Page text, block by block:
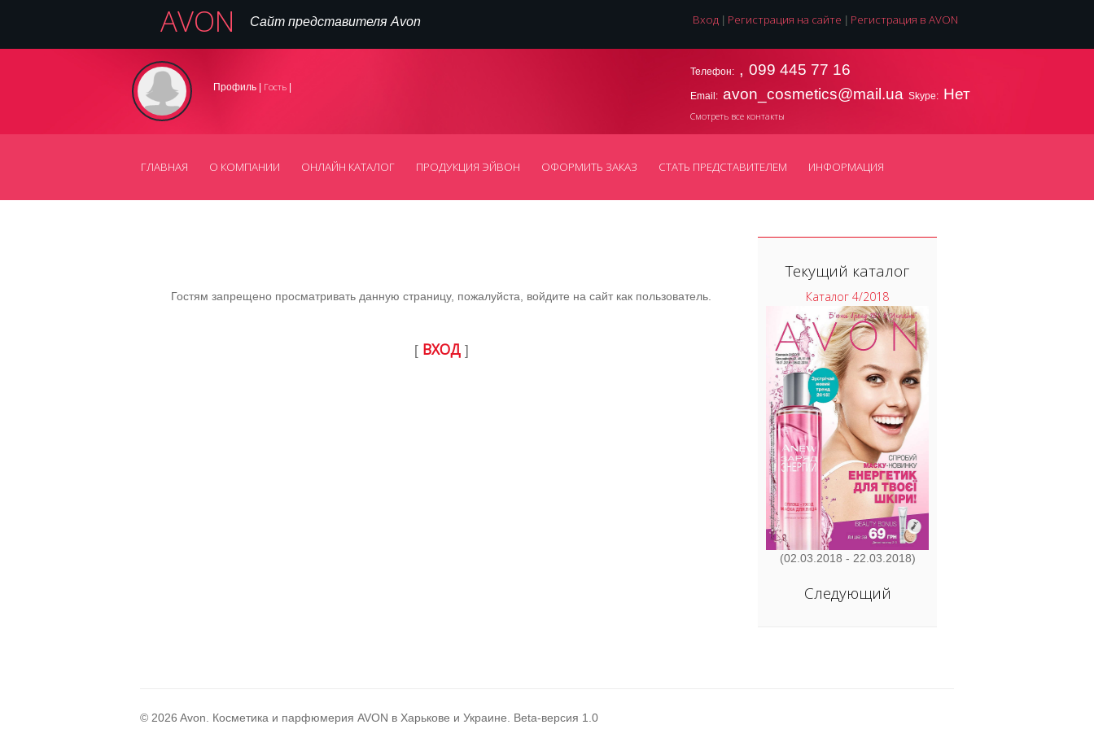
AVON Сайт представителя Avon Вход Регистрация на сайте Регистрация в AVON
Профиль | Гость
Телефон: , 099 445 77 16
Email: avon_cosmetics@mail.ua Skype: Нет
Смотреть все контакты
ГЛАВНАЯ О КОМПАНИИ ОНЛАЙН КАТАЛОГ ПРОДУКЦИЯ ЭЙВОН ОФОРМИТЬ ЗАКАЗ СТАТЬ ПРЕДСТАВИТЕЛЕМ ИНФОРМАЦИЯ
Гостям запрещено просматривать данную страницу, пожалуйста, войдите на сайт как пользователь.
[ ВХОД]
Текущий каталог
Каталог 4/2018
(02.03.2018 - 22.03.2018)
Следующий
© 2026 Avon. Косметика и парфюмерия AVON в Харькове и Украине. Beta-версия 1.0